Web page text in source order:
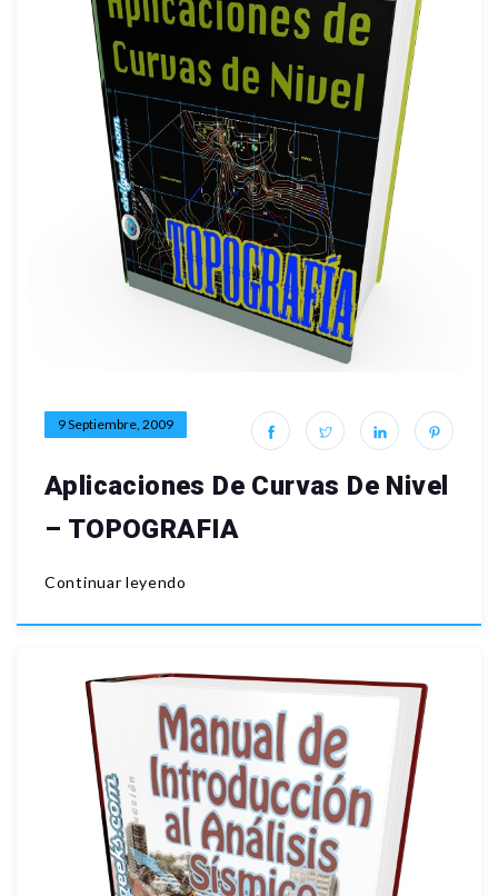
9 Septiembre, 2009
Aplicaciones De Curvas De Nivel
– TOPOGRAFIA
Continuar leyendo